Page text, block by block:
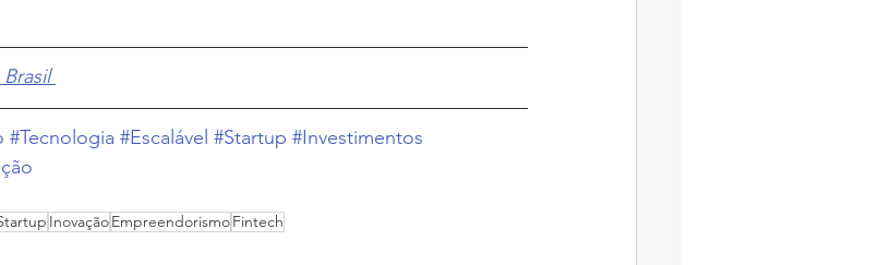
#Tecnologia #Escalável #Startup #Investimentos
InovaçãoEmpreendorismoFintech